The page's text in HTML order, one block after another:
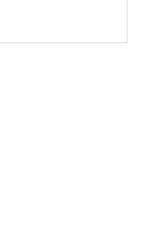
Twitter)
email